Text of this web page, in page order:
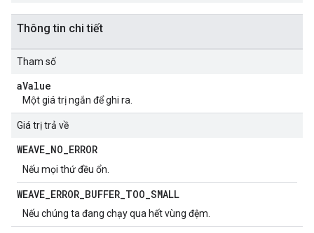
Thông tin chi tiết
Tham số
aValue
Một giá trị ngắn để ghi ra.
Giá trị trả về
WEAVE_NO_ERROR
Nếu mọi thứ đều ổn.
WEAVE_ERROR_BUFFER_TOO_SMALL
Nếu chúng ta đang chạy qua hết vùng đệm.